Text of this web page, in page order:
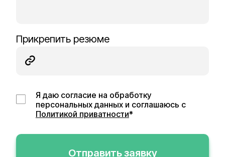
Прикрепить резюме
Я даю согласие на обработку
персональных данных и соглашаюсь с
Политикой приватности*
Отправить заявку